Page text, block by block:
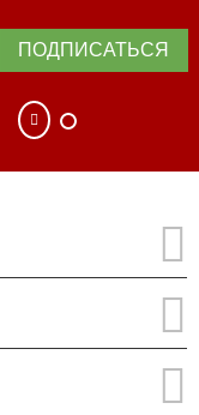
ПОДПИСАТЬСЯ